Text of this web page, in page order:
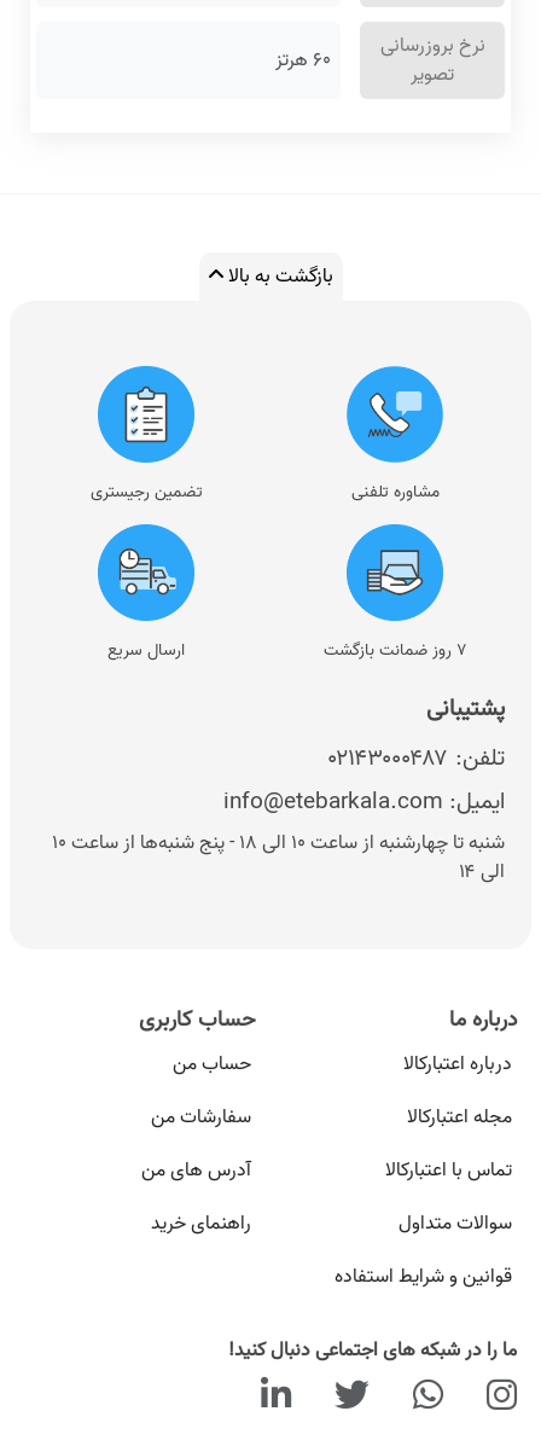
نرخ بروزرسانی
تصویر
۶۰ هرتز
بازگشت به بالا
پشتیبانی
تلفن: ۰۲۱۴۳۰۰۰۴۸۷
ایمیل: info@etebarkala.com
شنبه تا چهارشنبه از ساعت ۱۰ الی ۱۸ - پنج شنبه‌ها از ساعت ۱۰
الی ۱۴
مشاوره تلفنی تضمین رجیستری
۷ روز ضمانت بازگشت ارسال سریع
درباره ما
درباره اعتبارکالا
مجله اعتبارکالا
تماس با اعتبارکالا
سوالات متداول
قوانین و شرایط استفاده
حساب کاربری
حساب من
سفارشات من
آدرس های من
راهنمای خرید
ما را در شبکه های اجتماعی دنبال کنید!